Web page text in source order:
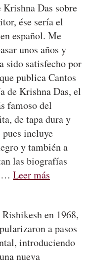
Das sobre
ése sería el
español. Me
unos años y
sido satisfecho por
publica Cantos
de Krishna Das, el
famoso del
de tapa dura y
incluye
y también a
las biografías
… Leer más
en 1968,
a pasos
introduciendo
nueva